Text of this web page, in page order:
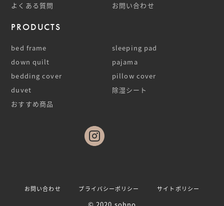
よくある質問 お問い合わせ
PRODUCTS
bed frame
sleeping pad
down quilt
pajama
bedding cover
pillow cover
duvet
除湿シート
おすすめ商品
お問い合わせ プライバシーポリシー サイトポリシー